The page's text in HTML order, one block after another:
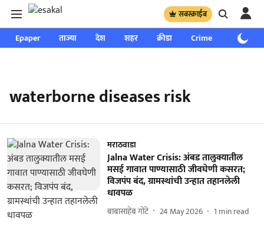
सबस्क्राईब
Epaper ताज्या देश शहर क्रीडा Crime साप्ताहिक
waterborne diseases risk
मराठवाडा
Jalna Water Crisis: अंबड तालुक्यातील
मसई गावात पाण्यासाठी जीवघेणी कसरत;
विजपंप बंद, ग्रामस्थांची उन्हात तहानलेली
धावपळ
बाबासाहेब गोंटे 24 May 2026 1 min read